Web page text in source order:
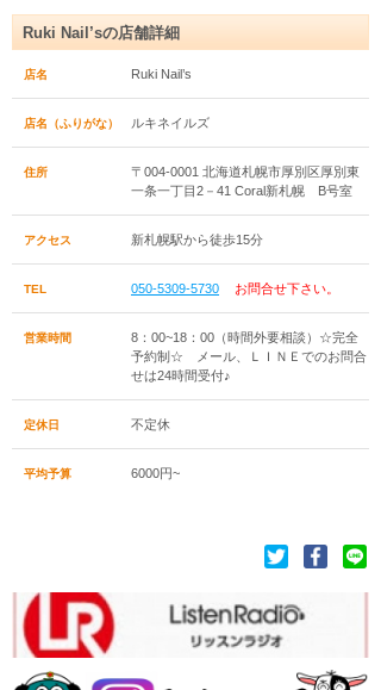
Ruki Nail’sの店舗詳細
店名 Ruki Nail’s
店名（ふりがな） ルキネイルズ
住所
〒004-0001 北海道札幌市厚別区厚別東
一条一丁目2－41 Coral新札幌 B号室
アクセス 新札幌駅から徒歩15分
TEL 050-5309-5730 お問合せ下さい。
営業時間
8：00~18：00（時間外要相談）☆完全
予約制☆ メール、ＬＩＮＥでのお問合
せは24時間受付♪
定休日 不定休
平均予算 6000円~